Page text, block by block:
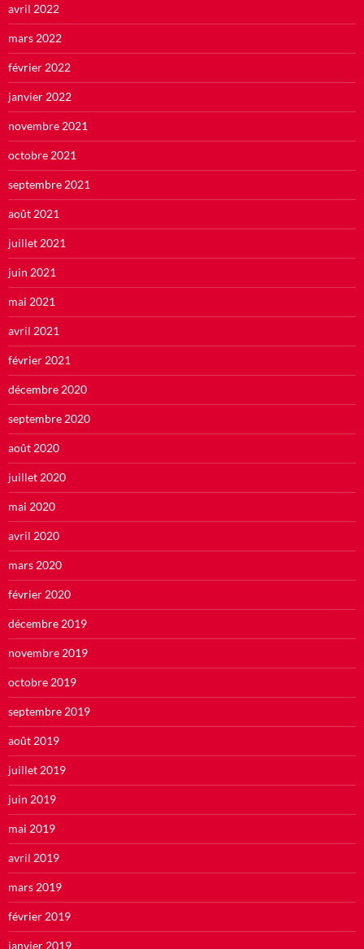
avril 2022
mars 2022
février 2022
janvier 2022
novembre 2021
octobre 2021
septembre 2021
août 2021
juillet 2021
juin 2021
mai 2021
avril 2021
février 2021
décembre 2020
septembre 2020
août 2020
juillet 2020
mai 2020
avril 2020
mars 2020
février 2020
décembre 2019
novembre 2019
octobre 2019
septembre 2019
août 2019
juillet 2019
juin 2019
mai 2019
avril 2019
mars 2019
février 2019
janvier 2019